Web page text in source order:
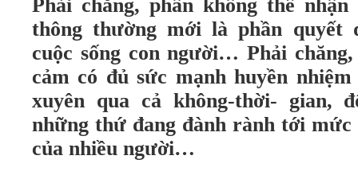
Phải chăng, phần không thể
thông thường mới là phần quyết
cuộc sống con người… Phải
cảm có đủ sức mạnh huyền
xuyên qua cả không-thời- gian,
những thứ đang đành rành tới
của nhiều người…